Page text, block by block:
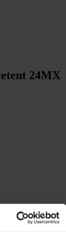
24MX